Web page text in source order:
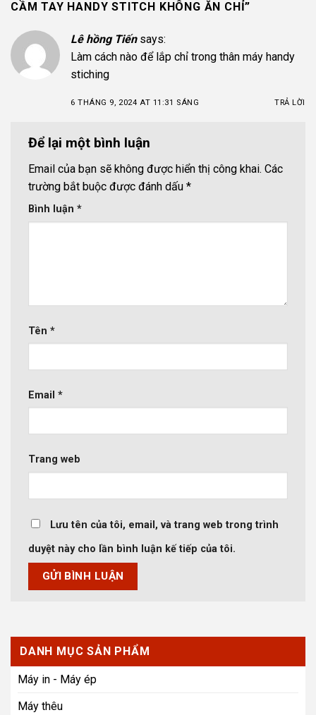
CẦM TAY HANDY STITCH KHÔNG ĂN CHỈ”
Lê hồng Tiến says:
Làm cách nào để lắp chỉ trong thân máy handy
stiching
6 THÁNG 9, 2024 AT 11:31 SÁNG TRẢ LỜI
Để lại một bình luận
Email của bạn sẽ không được hiển thị công khai. Các
trường bắt buộc được đánh dấu *
Bình luận *
Tên *
Email *
Trang web
Lưu tên của tôi, email, và trang web trong trình
duyệt này cho lần bình luận kế tiếp của tôi.
DANH MỤC SẢN PHẨM
Máy in - Máy ép
Máy thêu